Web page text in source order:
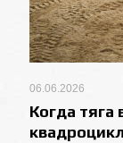
06.06.2026
Когда тяга